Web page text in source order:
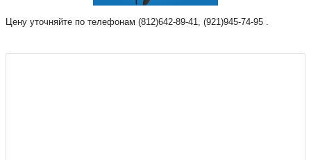
Цену уточняйте по телефонам (812)642-89-41, (921)945-74-95 .